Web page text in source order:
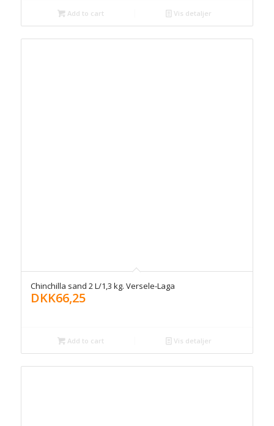
Add to cart Vis detaljer
Chinchilla sand 2 L/1,3 kg. Versele-Laga
DKK66,25
Add to cart Vis detaljer